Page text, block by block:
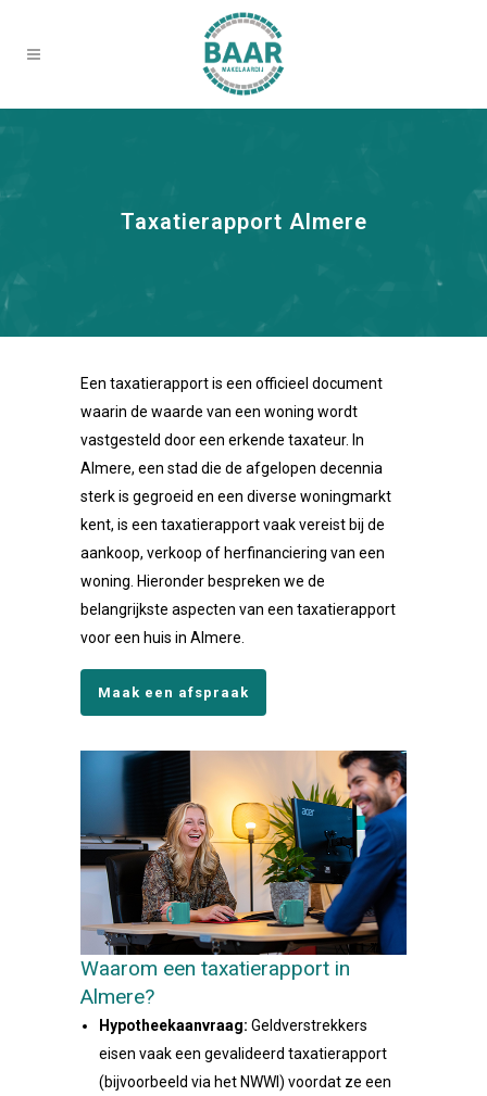
Taxatierapport Almere
Een taxatierapport is een officieel document
waarin de waarde van een woning wordt
vastgesteld door een erkende taxateur. In
Almere, een stad die de afgelopen decennia
sterk is gegroeid en een diverse woningmarkt
kent, is een taxatierapport vaak vereist bij de
aankoop, verkoop of herfinanciering van een
woning. Hieronder bespreken we de
belangrijkste aspecten van een taxatierapport
voor een huis in Almere.
Maak een afspraak
Waarom een taxatierapport in
Almere?
Hypotheekaanvraag: Geldverstrekkers
eisen vaak een gevalideerd taxatierapport
(bijvoorbeeld via het NWWI) voordat ze een